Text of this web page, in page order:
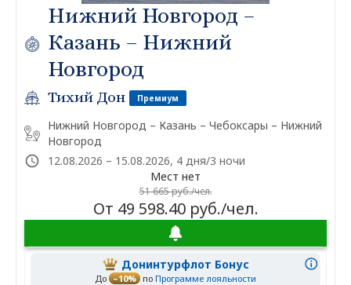
Нижний Новгород –
Казань – Нижний
Новгород
Тихий Дон Премиум
Нижний Новгород – Казань – Чебоксары – Нижний
Новгород
12.08.2026 – 15.08.2026, 4 дня/3 ночи
Мест нет
51 665 руб./чел.
От 49 598.40 руб./чел.
Донинтурфлот Бонус
До –10% по Программе лояльности